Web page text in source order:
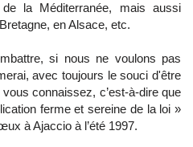
la Méditerranée, mais aussi
en Alsace, etc.
si nous ne voulons pas
avec toujours le souci d'être
connaissez, c’est-à-dire que
ferme et sereine de la loi »
à Ajaccio à l’été 1997.